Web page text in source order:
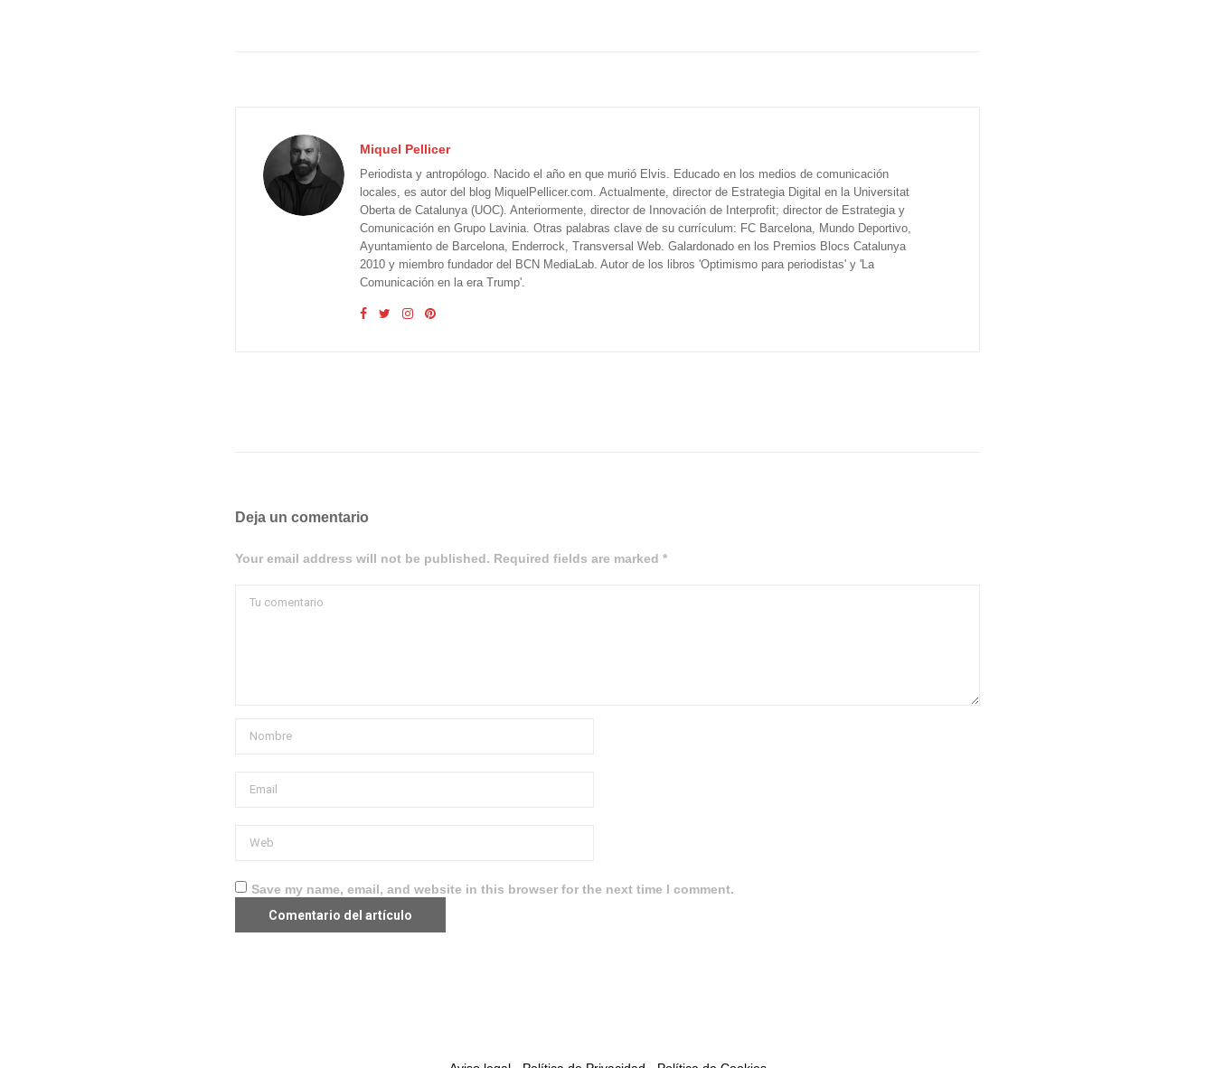
Miquel Pellicer
Periodista y antropólogo. Nacido el año en que murió Elvis. Educado en los medios de comunicación
locales, es autor del blog MiquelPellicer.com. Actualmente, director de Estrategia Digital en la Universitat
Oberta de Catalunya (UOC). Anteriormente, director de Innovación de Interprofit; director de Estrategia y
Comunicación en Grupo Lavinia. Otras palabras clave de su currículum: FC Barcelona, Mundo Deportivo,
Ayuntamiento de Barcelona, Enderrock, Transversal Web. Galardonado en los Premios Blocs Catalunya
2010 y miembro fundador del BCN MediaLab. Autor de los libros 'Optimismo para periodistas' y 'La
Comunicación en la era Trump'.
Deja un comentario
Your email address will not be published. Required fields are marked *
Save my name, email, and website in this browser for the next time I comment.